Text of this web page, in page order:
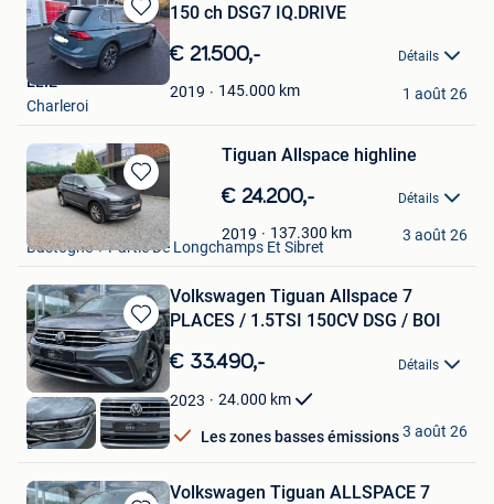
Sauvegarder
dans
Mes
Favoris
150 ch DSG7 IQ.DRIVE
€ 21.500,- Détails
2019 145.000 km
ELIE
Charleroi
1 août 26
Sauvegarder
dans
Mes
Favoris
Tiguan Allspace highline
€ 24.200,- Détails
2019 137.300 km
jeremy.dewael
Bastogne + Partie De Longchamps Et Sibret
3 août 26
Sauvegarder
dans
Mes
Favoris
Volkswagen Tiguan Allspace 7
PLACES / 1.5TSI 150CV DSG / BOI
€ 33.490,- Détails
2023 24.000 km
Les zones basses émissions
OXO Cars
Luttre
3 août 26
Volkswagen Tiguan ALLSPACE 7